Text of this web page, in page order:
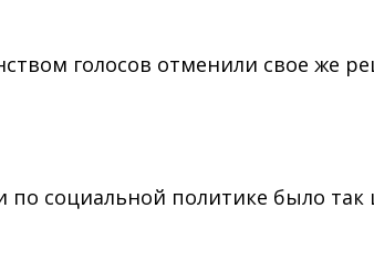
голосов отменили свое же
по социальной политике было